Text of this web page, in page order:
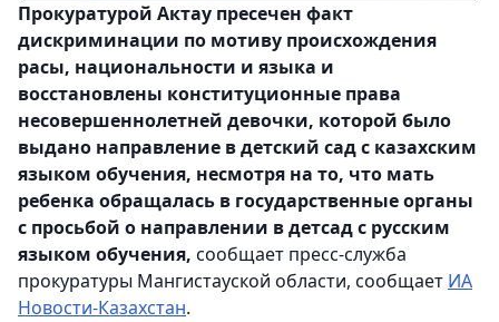
Прокуратурой Актау пресечен факт
дискриминации по мотиву происхождения
расы, национальности и языка и
восстановлены конституционные права
несовершеннолетней девочки, которой было
выдано направление в детский сад с казахским
языком обучения, несмотря на то, что мать
ребенка обращалась в государственные органы
с просьбой о направлении в детсад с русским
языком обучения, сообщает пресс-служба
прокуратуры Мангистауской области, сообщает ИА
Новости-Казахстан.